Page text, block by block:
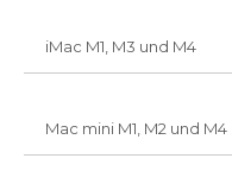
iMac M1, M3 und M4
Mac mini M1, M2 und M4